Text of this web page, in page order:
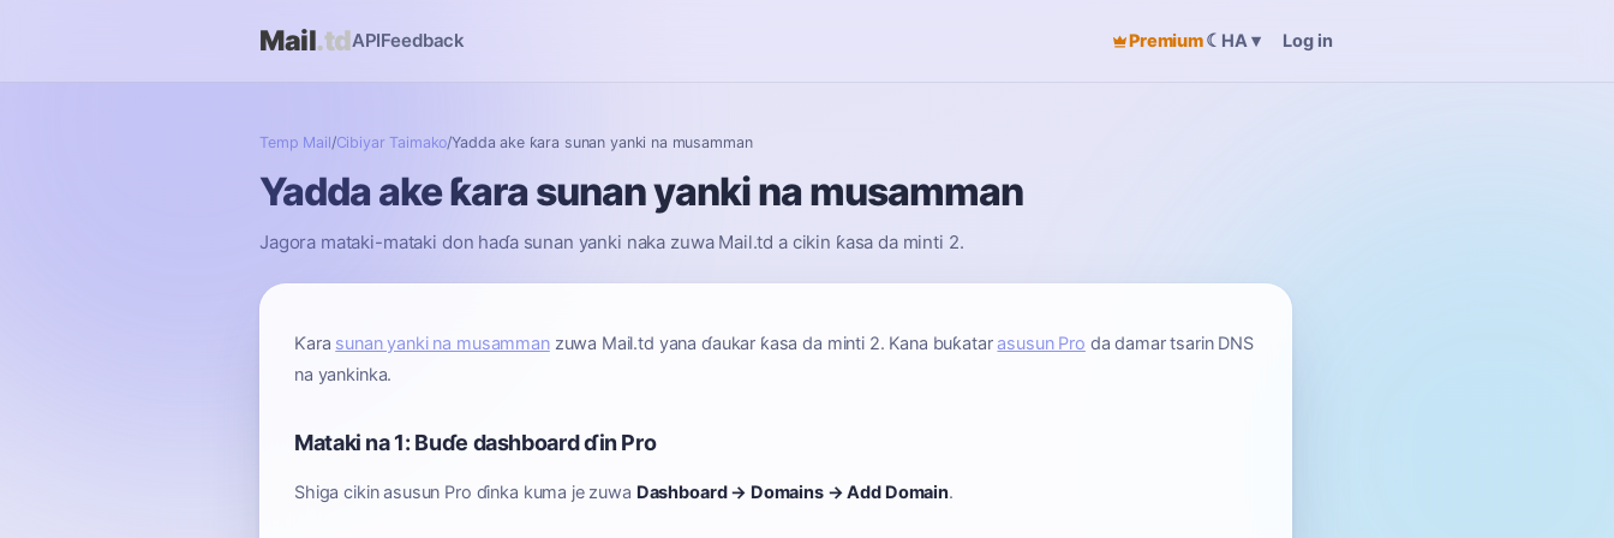
Mail.tdAPIFeedback Premium☾ HA▾ Log in
Temp Mail/Cibiyar Taimako/Yadda ake ƙara sunan yanki na musamman
Yadda ake ƙara sunan yanki na musamman
Jagora mataki-mataki don haɗa sunan yanki naka zuwa Mail.td a cikin ƙasa da minti 2.
Ƙara sunan yanki na musammanzuwa Mail.td yana ɗaukar ƙasa da minti 2. Kana buƙatar asusun Pro da damar tsarin DNS
na yankinka.
Mataki na 1: Buɗe dashboard ɗin Pro
Shiga cikin asusun Pro ɗinka kuma je zuwa Dashboard → Domains → Add Domain.